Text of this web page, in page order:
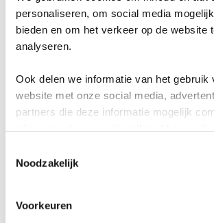
personaliseren, om social media
bieden en om het verkeer op de website
analyseren.
Ook delen we informatie van het gebruik
website met onze social media,
partners die deze informatie mogelijk
Noodzakelijk
Voorkeuren
Ieder jaar wint de beste organisatie
goedgekeurde klantenreviews) per
Reisgraag-Award
. Voetbalreizen.com
publieksprijsnog nooit gewonnen.